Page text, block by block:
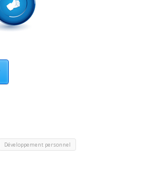
Développement personnel